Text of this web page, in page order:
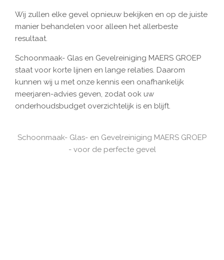
Wij zullen elke gevel opnieuw bekijken en op de juiste
manier behandelen voor alleen het allerbeste
resultaat.
Schoonmaak- Glas en Gevelreiniging MAERS GROEP
staat voor korte lijnen en lange relaties. Daarom
kunnen wij u met onze kennis een onafhankelijk
meerjaren-advies geven, zodat ook uw
onderhoudsbudget overzichtelijk is en blijft.
Schoonmaak- Glas- en Gevelreiniging MAERS GROEP
- voor de perfecte gevel